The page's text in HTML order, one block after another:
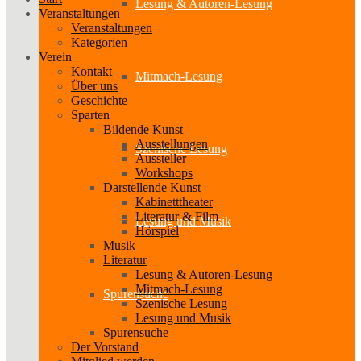
Lesung & Autoren-Lesung
Mitmach-Lesung
Szenische Lesung
Lesung und Musik
Spurensuche
Veranstaltungen
Veranstaltungen
Kategorien
Verein
Kontakt
Über uns
Geschichte
Sparten
Bildende Kunst
Ausstellungen
Aussteller
Workshops
Darstellende Kunst
Kabinetttheater
Literatur & Film
Hörspiel
Musik
Literatur
Lesung & Autoren-Lesung
Mitmach-Lesung
Szenische Lesung
Lesung und Musik
Spurensuche
Der Vorstand